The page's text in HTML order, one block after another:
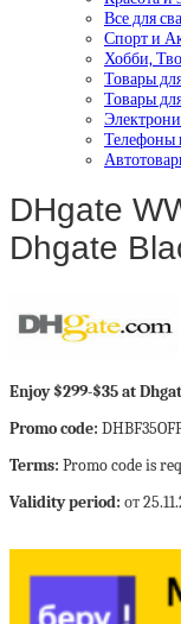
Все для
Спорт и
Хобби,
Товары
Товары
Телефоны
DHgate
Dhgate
Enjoy $299-$35 at
Promo code:
Terms: Promo code is
Validity period: от